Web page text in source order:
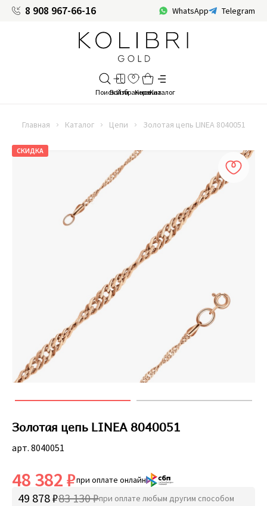
8 908 967-66-16 WhatsApp Telegram
Главная Каталог Цепи Золотая цепь LINEA 8040051
СКИДКА
Золотая цепь LINEA 8040051
арт. 8040051
48 382 ₽при оплате онлайн
49 878 ₽83 130 ₽при оплате любым другим способом